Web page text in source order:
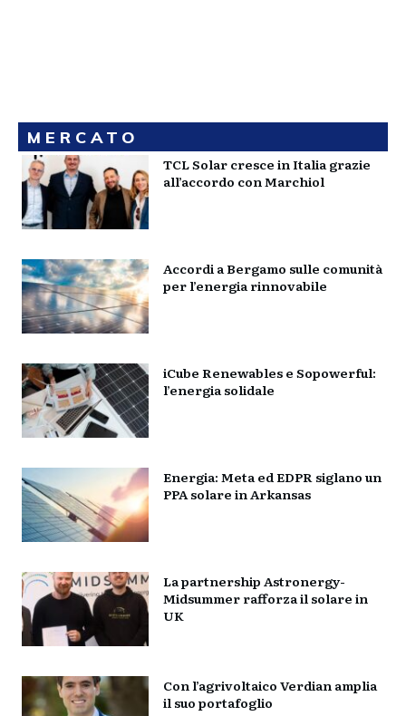
MERCATO
TCL Solar cresce in Italia grazie
all’accordo con Marchiol
Accordi a Bergamo sulle comunità
per l’energia rinnovabile
iCube Renewables e Sopowerful:
l’energia solidale
Energia: Meta ed EDPR siglano un
PPA solare in Arkansas
La partnership Astronergy-
Midsummer rafforza il solare in
UK
Con l’agrivoltaico Verdian amplia
il suo portafoglio